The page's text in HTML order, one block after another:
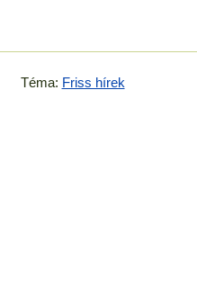
Téma: Friss hírek